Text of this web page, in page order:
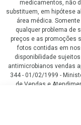
medicamentos, não
substituem, em hipótese
área médica.
qualquer problema de
preços e as promoções
fotos contidas em
disponibilidade
antimicrobianos vendas
344 - 01/02/1999 -
de Vendas e